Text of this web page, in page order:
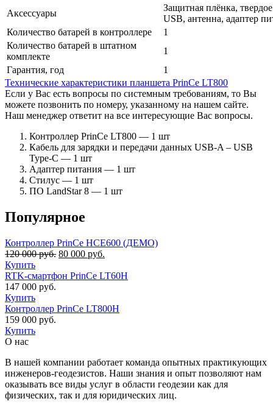
Аксессуары
Защитная плёнка,
USB, антенна, адаптер
Количество батарей в контроллере
1
Количество батарей в штатном
комплекте
1
Гарантия, год
1
Технические характеристики планшета PrinCe LT800
Если у Вас есть вопросы по системным требованиям, то Вы
можете позвонить по номеру, указанному на нашем сайте.
Наш менеджер ответит на все интересующие Вас вопросы.
Контроллер PrinCe LT800 — 1 шт
Кабель для зарядки и передачи данных USB-A – USB
Type-C — 1 шт
Адаптер питания — 1 шт
Стилус — 1 шт
ПО LandStar 8 — 1 шт
Популярное
Контроллер PrinCe HCE600 (ДЕМО)
120 000руб. Первоначальная
составляла
80 000 руб.
80
Купить
RTK-смартфон PrinCe LT60H
147 000 руб.
Купить
Контроллер PrinCe LT800H
159 000 руб.
Купить
О нас
В нашей компании работает команда опытных практикующих
инженеров-геодезистов. Наши знания и опыт позволяют нам
оказывать все виды услуг в области геодезии как для
физических, так и для юридических лиц.